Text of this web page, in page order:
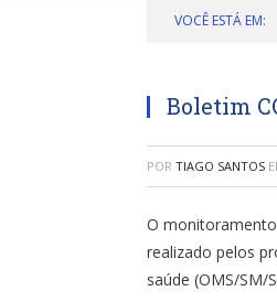
VOCÊ ESTÁ EM:
Boletim
POR TIAGO SANTOS
O
realizado pelos
saúde (OMS/SM/